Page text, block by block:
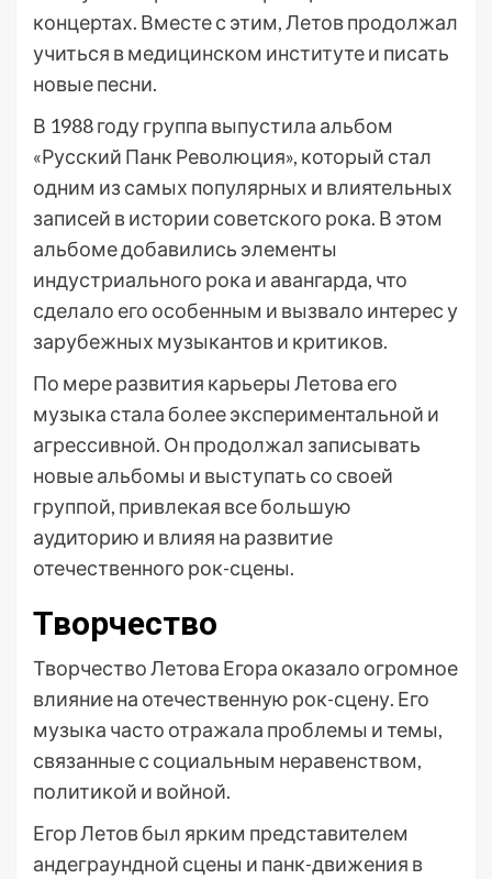
концертах. Вместе с этим, Летов продолжал
учиться в медицинском институте и писать
новые песни.
В 1988 году группа выпустила альбом
«Русский Панк Революция», который стал
одним из самых популярных и влиятельных
записей в истории советского рока. В этом
альбоме добавились элементы
индустриального рока и авангарда, что
сделало его особенным и вызвало интерес у
зарубежных музыкантов и критиков.
По мере развития карьеры Летова его
музыка стала более экспериментальной и
агрессивной. Он продолжал записывать
новые альбомы и выступать со своей
группой, привлекая все большую
аудиторию и влияя на развитие
отечественного рок-сцены.
Творчество
Творчество Летова Егора оказало огромное
влияние на отечественную рок-сцену. Его
музыка часто отражала проблемы и темы,
связанные с социальным неравенством,
политикой и войной.
Егор Летов был ярким представителем
андеграундной сцены и панк-движения в